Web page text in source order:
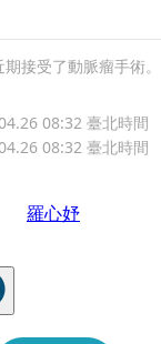
接受了動脈瘤手術
08:32 臺北時間
08:32 臺北時間
羅心妤